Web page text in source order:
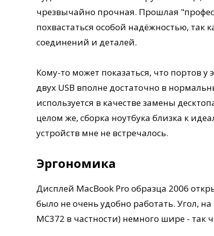
чрезвычайно прочная. Прошлая
похвастаться особой надёжностью,
соединений и деталей.
Кому-то может показаться, что портов
двух USB вполне достаточно в
используется в качестве замены
целом же, сборка ноутбука близка к
устройств мне не встречалось.
Эргономика
Дисплей MacBook Pro образца 2006
было не очень удобно работать. Угол,
MС372 в частности) немного шире - так